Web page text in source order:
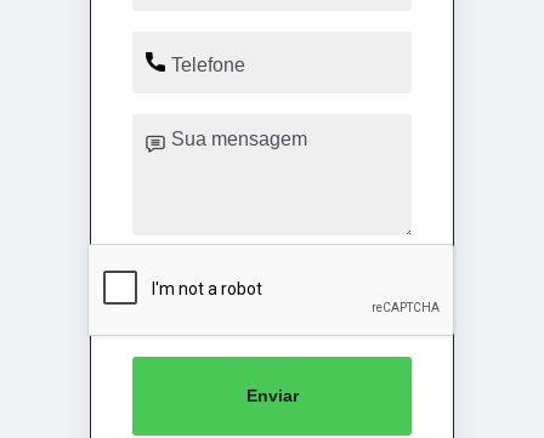
Enviar